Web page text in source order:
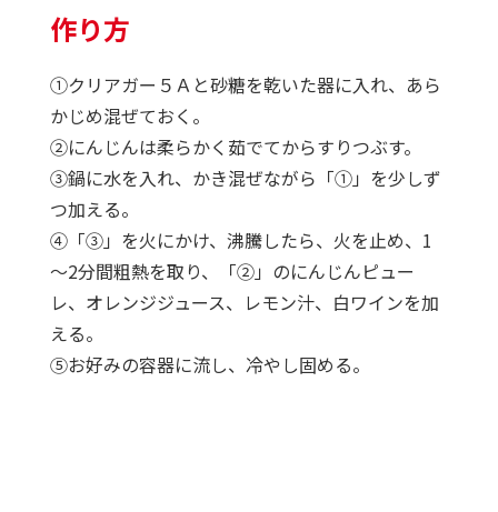
作り方
①クリアガー５Ａと砂糖を乾いた器に入れ、あら
かじめ混ぜておく。
②にんじんは柔らかく茹でてからすりつぶす。
③鍋に水を入れ、かき混ぜながら「①」を少しず
つ加える。
④「③」を火にかけ、沸騰したら、火を止め、1
～2分間粗熱を取り、「②」のにんじんピュー
レ、オレンジジュース、レモン汁、白ワインを加
える。
⑤お好みの容器に流し、冷やし固める。